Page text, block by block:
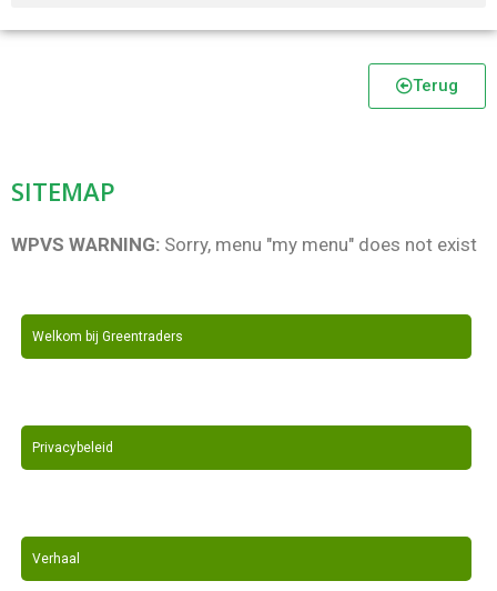
Terug
SITEMAP
WPVS WARNING: Sorry, menu "my menu" does not exist
Welkom bij Greentraders
Privacybeleid
Verhaal